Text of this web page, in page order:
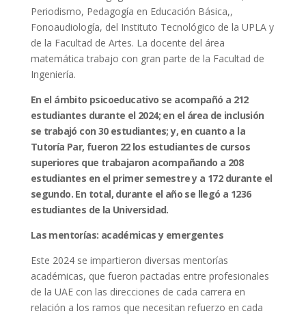
Periodismo, Pedagogía en Educación Básica,,
Fonoaudiología, del Instituto Tecnológico de la UPLA y
de la Facultad de Artes. La docente del área
matemática trabajo con gran parte de la Facultad de
Ingeniería.
En el ámbito psicoeducativo se acompañó a 212
estudiantes durante el 2024; en el área de inclusión
se trabajó con 30 estudiantes; y, en cuanto a la
Tutoría Par, fueron 22 los estudiantes de cursos
superiores que trabajaron acompañando a 208
estudiantes en el primer semestre y a 172 durante el
segundo. En total, durante el año se llegó a 1236
estudiantes de la Universidad.
Las mentorías: académicas y emergentes
Este 2024 se impartieron diversas mentorías
académicas, que fueron pactadas entre profesionales
de la UAE con las direcciones de cada carrera en
relación a los ramos que necesitan refuerzo en cada